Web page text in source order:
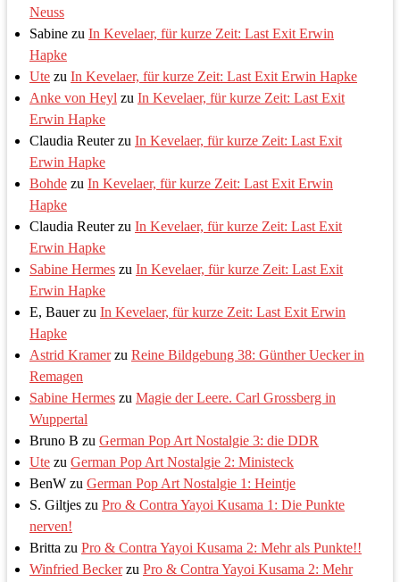
Neuss
Sabine zu In Kevelaer, für kurze Zeit: Last Exit Erwin
Hapke
Ute zu In Kevelaer, für kurze Zeit: Last Exit Erwin Hapke
Anke von Heyl zu In Kevelaer, für kurze Zeit: Last Exit
Erwin Hapke
Claudia Reuterzu In Kevelaer, für kurze Zeit: Last Exit
Erwin Hapke
Bohde zu In Kevelaer, für kurze Zeit: Last Exit Erwin
Hapke
Claudia Reuterzu In Kevelaer, für kurze Zeit: Last Exit
Erwin Hapke
Sabine Hermes zu In Kevelaer, für kurze Zeit: Last Exit
Erwin Hapke
E, Bauerzu In Kevelaer, für kurze Zeit: Last Exit Erwin
Hapke
Astrid Kramerzu Reine Bildgebung 38: Günther Uecker in
Remagen
Sabine Hermes zu Magie der Leere. Carl Grossberg in
Wuppertal
Bruno B zu German Pop Art Nostalgie 3: die DDR
Ute zu German Pop Art Nostalgie 2: Ministeck
BenW zu German Pop Art Nostalgie 1: Heintje
S. Giltjes zu Pro & Contra Yayoi Kusama 1: Die Punkte
nerven!
Britta zu Pro & Contra Yayoi Kusama 2: Mehr als Punkte!!
Winfried Beckerzu Pro & Contra Yayoi Kusama 2: Mehr